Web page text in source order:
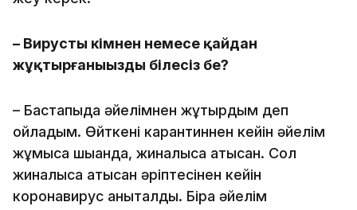
– Вирусты кімнен немесе қайдан
жұқтырғаныңызды білесіз бе?
– Бастапқыда әйелімнен жұқтырдым деп
ойладым. Өйткені карантиннен кейін әйелім
жұмысқа шыққанда, жиналысқа қатысқан. Сол
жиналысқа қатысқан әріптесінен кейін
коронавирус анықталды. Бірақ әйелім